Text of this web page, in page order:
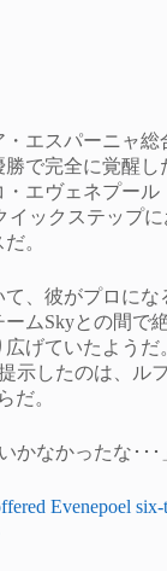
エスパーニャ総
で完全に覚醒し
エヴェネプール
イックステップ
。
、彼がプロにな
ムSkyとの間で
げていたようだ
示したのは、ル
だ。
かなかったな･･･
Evenepoel